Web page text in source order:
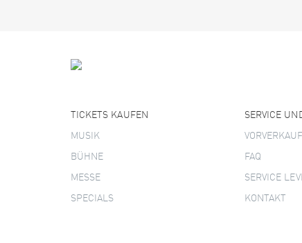
TICKETS KAUFEN
MUSIK
BÜHNE
MESSE
SPECIALS
SERVICE
FAQ
SERVICE
KONTAKT